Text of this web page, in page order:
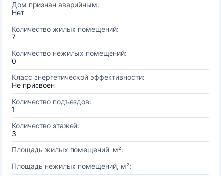
Дом признан аварийным:
Нет
Количество жилых помещений:
7
Количество нежилых помещений:
0
Класс энергетической эффективности:
Не присвоен
Количество подъездов:
1
Количество этажей:
3
Площадь жилых помещений, м²:
Площадь нежилых помещений, м²: